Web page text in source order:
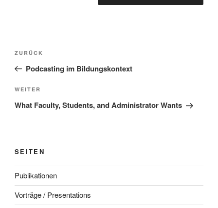
Beitragsnavigation
Vorheriger
Beitrag
ZURÜCK
Podcasting im Bildungskontext
Nächster
Beitrag
WEITER
What Faculty, Students, and Administrator Wants
SEITEN
Publikationen
Vorträge / Presentations